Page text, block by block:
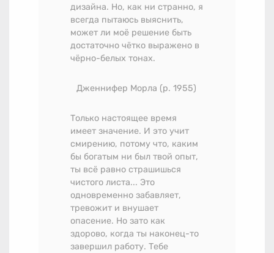
дизайна. Но, как ни странно, я
всегда пытаюсь выяснить,
может ли моё решение быть
достаточно чётко выражено в
чёрно-белых тонах.
Дженнифер Морла (р. 1955)
Только настоящее время
имеет значение. И это учит
смирению, потому что, каким
бы богатым ни был твой опыт,
ты всё равно страшишься
чистого листа... Это
одновременно забавляет,
тревожит и внушает
опасение. Но зато как
здорово, когда ты наконец-то
завершил работу. Тебе